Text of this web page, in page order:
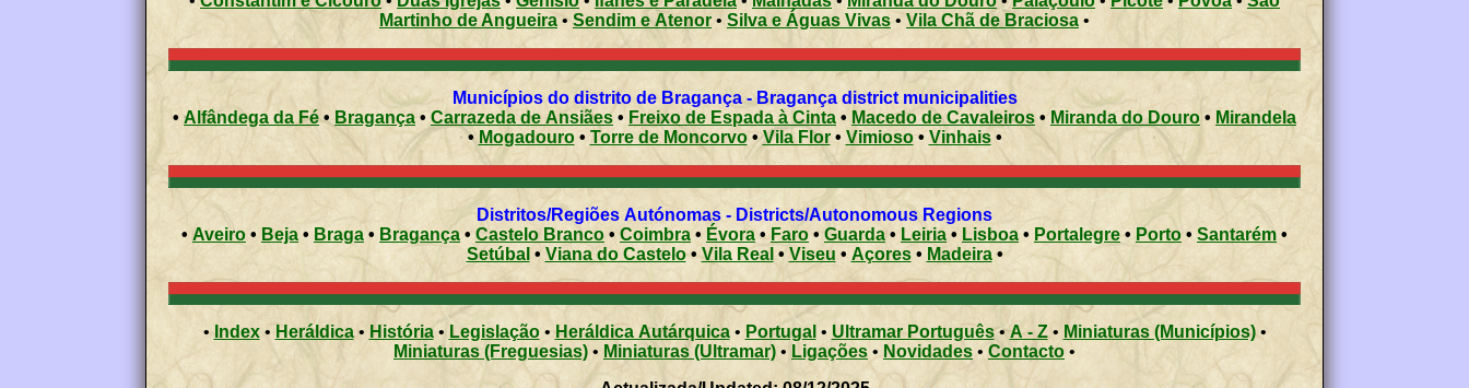
Martinho de Angueira • Sendim e Atenor • Silva e Águas Vivas •Vila Chã de Braciosa •
Municípios do distrito de Bragança - Bragança district municipalities
• Alfândega da Fé• Bragança•Carrazeda de Ansiães• Freixo de Espada à Cinta • Macedo de Cavaleiros • Miranda do Douro • Mirandela
• Mogadouro• Torre de Moncorvo•Vila Flor• Vimioso• Vinhais•
Distritos/Regiões Autónomas - Districts/Autonomous Regions
• Aveiro • Beja • Braga• Bragança • Castelo Branco • Coimbra • Évora•Faro • Guarda • Leiria • Lisboa • Portalegre• Porto• Santarém •
Setúbal • Viana do Castelo•Vila Real • Viseu • Açores • Madeira •
•Index• Heráldica• História • Legislação • Heráldica Autárquica• Portugal • Ultramar Português•A - Z• Miniaturas (Municípios)•
Miniaturas (Freguesias) • Miniaturas (Ultramar) • Ligações • Novidades • Contacto •